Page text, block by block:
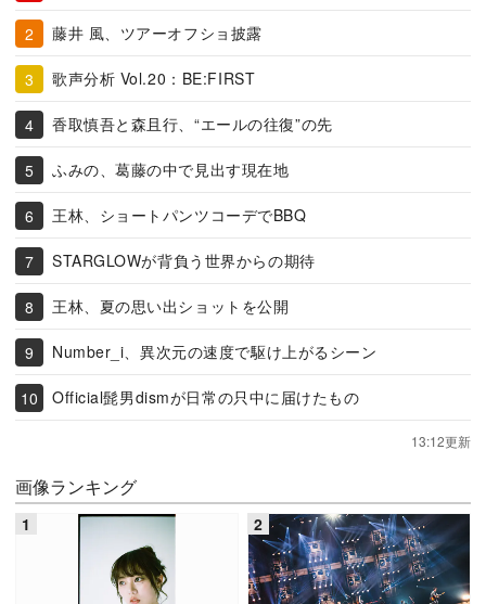
藤井 風、ツアーオフショ披露
歌声分析 Vol.20：BE:FIRST
香取慎吾と森且行、“エールの往復”の先
ふみの、葛藤の中で見出す現在地
王林、ショートパンツコーデでBBQ
STARGLOWが背負う世界からの期待
王林、夏の思い出ショットを公開
Number_i、異次元の速度で駆け上がるシーン
Official髭男dismが日常の只中に届けたもの
13:12更新
画像ランキング